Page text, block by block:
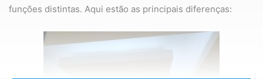
funções distintas. Aqui estão as principais diferenças: